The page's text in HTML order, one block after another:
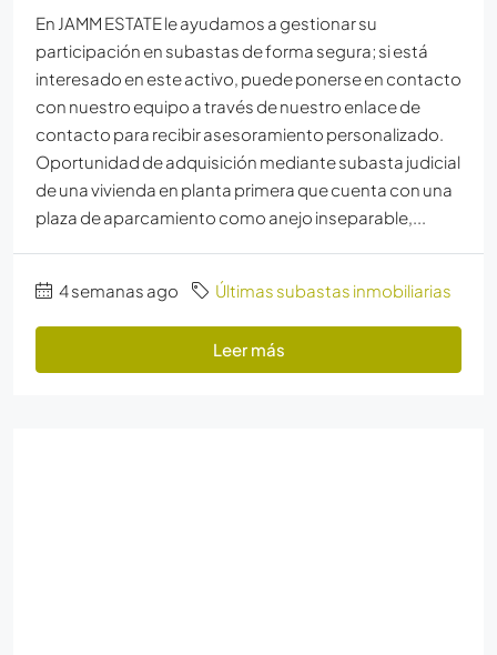
En JAMM ESTATE le ayudamos a gestionar su
participación en subastas de forma segura; si está
interesado en este activo, puede ponerse en contacto
con nuestro equipo a través de nuestro enlace de
contacto para recibir asesoramiento personalizado.
Oportunidad de adquisición mediante subasta judicial
de una vivienda en planta primera que cuenta con una
plaza de aparcamiento como anejo inseparable,...
4 semanas ago Últimas subastas inmobiliarias
Leer más